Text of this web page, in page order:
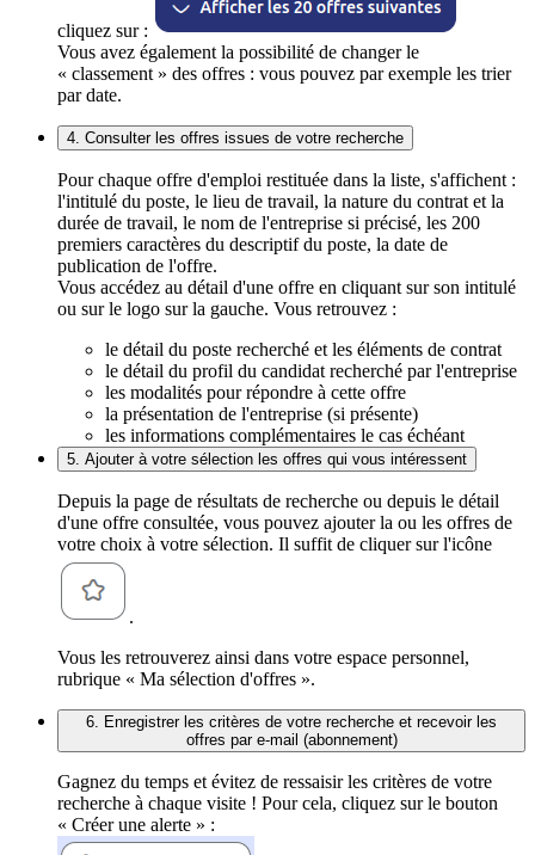
cliquez sur :
Vous avez également la possibilité de changer le
« classement » des offres : vous pouvez par exemple les trier
par date.
4. Consulter les offres issues de votre recherche
Pour chaque offre d'emploi restituée dans la liste, s'affichent :
l'intitulé du poste, le lieu de travail, la nature du contrat et la
durée de travail, le nom de l'entreprise si précisé, les 200
premiers caractères du descriptif du poste, la date de
publication de l'offre.
Vous accédez au détail d'une offre en cliquant sur son intitulé
ou sur le logo sur la gauche. Vous retrouvez :
le détail du poste recherché et les éléments de contrat
le détail du profil du candidat recherché par l'entreprise
les modalités pour répondre à cette offre
la présentation de l'entreprise (si présente)
les informations complémentaires le cas échéant
5. Ajouter à votre sélection les offres qui vous intéressent
Depuis la page de résultats de recherche ou depuis le détail
d'une offre consultée, vous pouvez ajouter la ou les offres de
votre choix à votre sélection. Il suffit de cliquer sur l'icône
.
Vous les retrouverez ainsi dans votre espace personnel,
rubrique « Ma sélection d'offres ».
6. Enregistrer les critères de votre recherche et recevoir les
offres par e-mail (abonnement)
Gagnez du temps et évitez de ressaisir les critères de votre
recherche à chaque visite ! Pour cela, cliquez sur le bouton
« Créer une alerte » :